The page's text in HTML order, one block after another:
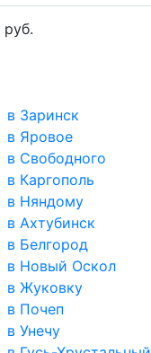
руб.
в Заринск
в Яровое
в Свободного
в Каргополь
в Няндому
в Ахтубинск
в Белгород
в Новый Оскол
в Жуковку
в Почеп
в Унечу